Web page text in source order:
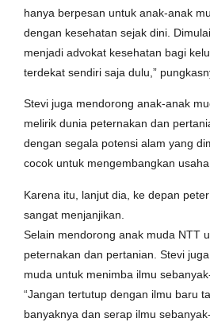
hanya berpesan untuk anak-anak
dengan kesehatan sejak dini.
menjadi advokat kesehatan bagi
terdekat sendiri saja dulu,”
Stevi juga mendorong anak-anak
melirik dunia peternakan dan
dengan segala potensi alam yang
cocok untuk mengembangkan
Karena itu, lanjut dia, ke depan
sangat menjanjikan.
Selain mendorong anak muda NTT
peternakan dan pertanian. Stevi
muda untuk menimba ilmu
“Jangan tertutup dengan ilmu baru
banyaknya dan serap ilmu